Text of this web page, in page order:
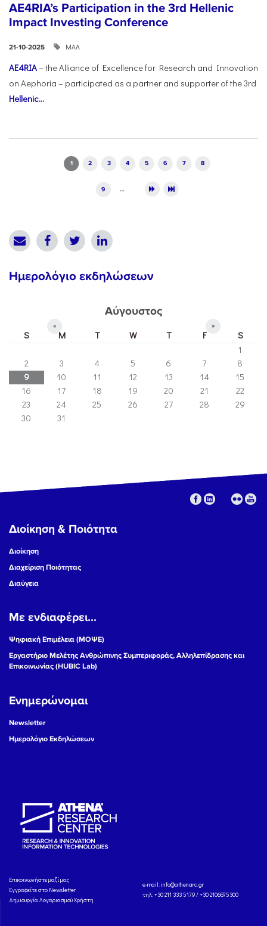
AE4RIA’s Participation in the 3rd Hellenic
Impact Investing Conference
21-10-2025 ΜΑΑ
AE4RIA– the Alliance of Excellence for Research and Innovation
on Aephoria – participated as a partner and supporter of the 3rd
Hellenic...
1 2 3 4 5 6 7 8
9 …
Ημερολόγιο εκδηλώσεων
Αύγουστος
« »
S M T W T F
S
1
2
3 4 5 6 7
8
9
10 11 12 13 14
15
16
17 18 19 20 21
22
23
24 25 26 27 28
29
30
31
Διοίκηση & Ποιότητα
Διοίκηση
Διαχείριση Ποιότητας
Διαύγεια
Με ενδιαφέρει...
Ψηφιακή Επιμέλεια (ΜΟΨΕ)
Εργαστήριο Μελέτης Ανθρώπινης Συμπεριφοράς, Αλληλεπίδρασης και
Επικοινωνίας (HUBIC Lab)
Ενημερώνομαι
Newsletter
Ημερολόγιο Εκδηλώσεων
Eπικοινωνήστε μαζί μας
Εγγραφείτε στο Newsletter
Δημιουργία Λογαριασμού Χρήστη
e-mail: info@athenarc.gr
τηλ. +30 211 333 5179 / +30 2106875300